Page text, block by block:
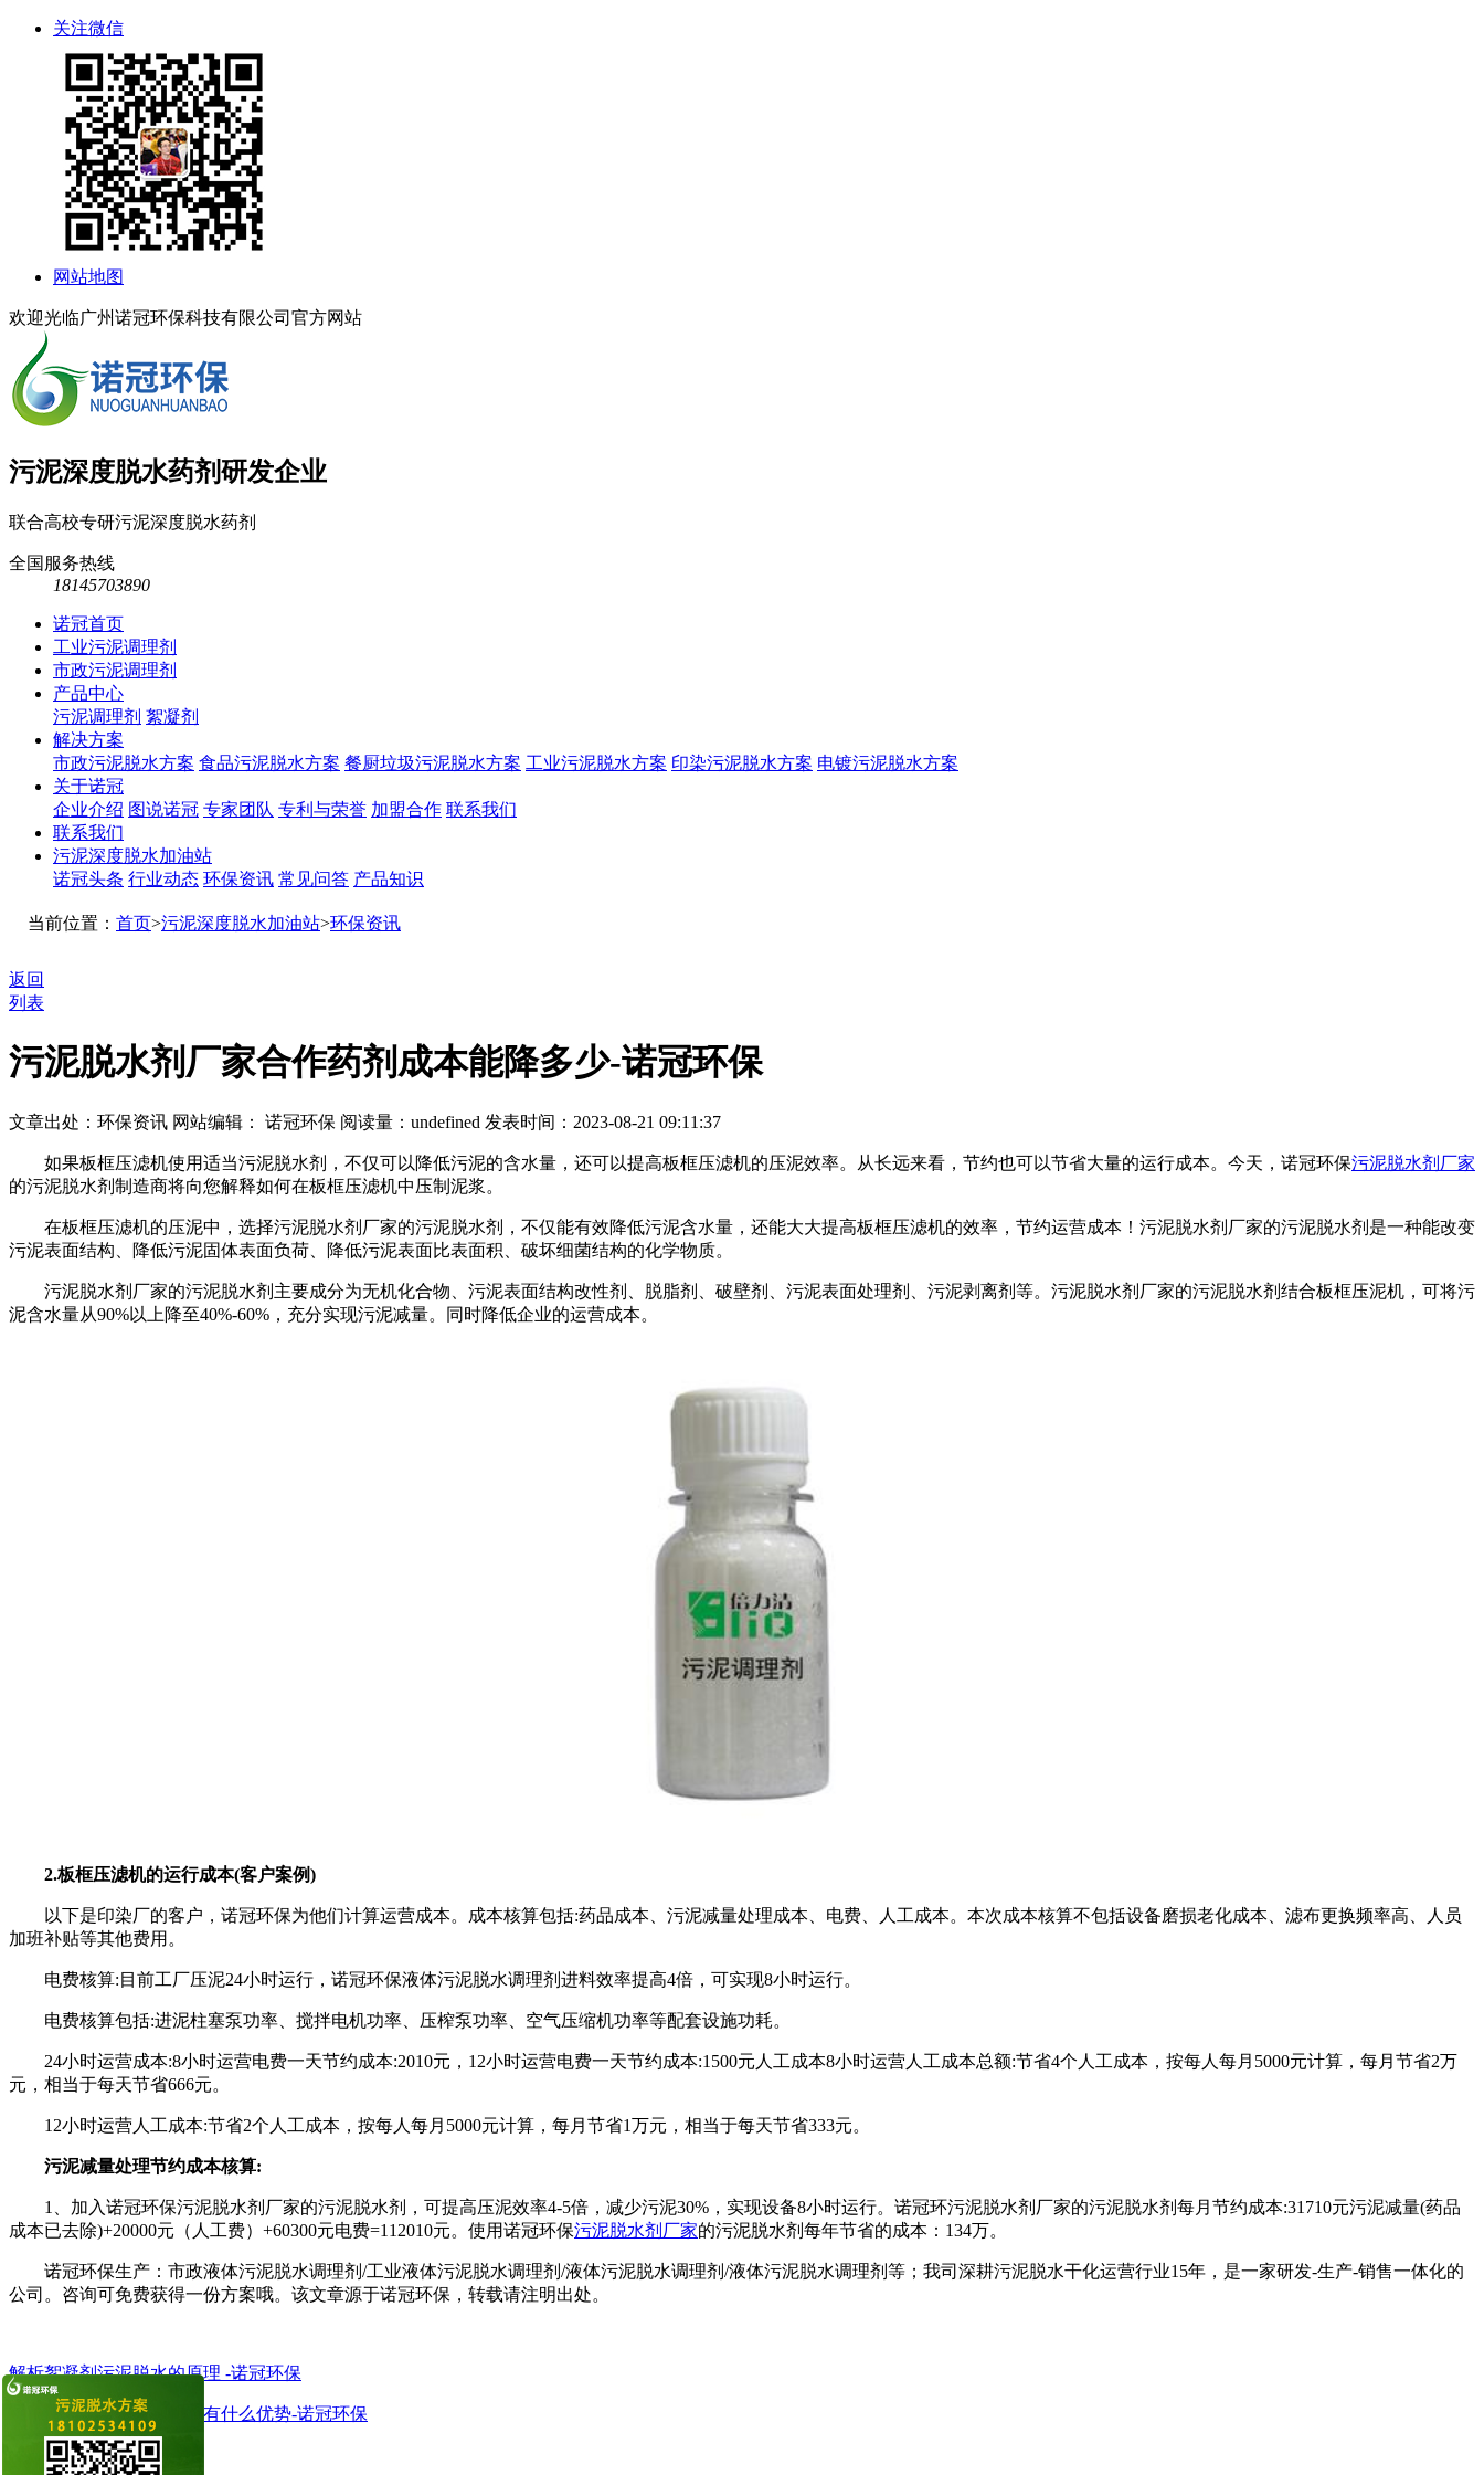
关注微信
网站地图
欢迎光临广州诺冠环保科技有限公司官方网站
污泥深度脱水药剂研发企业
联合高校专研污泥深度脱水药剂
全国服务热线
18145703890
诺冠首页
工业污泥调理剂
市政污泥调理剂
产品中心
污泥调理剂 絮凝剂
解决方案
市政污泥脱水方案 食品污泥脱水方案 餐厨垃圾污泥脱水方案 工业污泥脱水方案 印染污泥脱水方案 电镀污泥脱水方案
关于诺冠
企业介绍 图说诺冠 专家团队 专利与荣誉 加盟合作 联系我们
联系我们
污泥深度脱水加油站
诺冠头条 行业动态 环保资讯 常见问答 产品知识
当前位置： 首页>污泥深度脱水加油站>环保资讯
返回
列表
污泥脱水剂厂家合作药剂成本能降多少-诺冠环保
文章出处：环保资讯 网站编辑： 诺冠环保 阅读量： undefined 发表时间：2023-08-21 09:11:37
如果板框压滤机使用适当污泥脱水剂，不仅可以降低污泥的含水量，还可以提高板框压滤机的压泥效率。从长远来看，节约也可以节省大量的运行成本。今天，诺冠环保污泥脱水剂厂家
的污泥脱水剂制造商将向您解释如何在板框压滤机中压制泥浆。
在板框压滤机的压泥中，选择污泥脱水剂厂家的污泥脱水剂，不仅能有效降低污泥含水量，还能大大提高板框压滤机的效率，节约运营成本！污泥脱水剂厂家的污泥脱水剂是一种能改变
污泥表面结构、降低污泥固体表面负荷、降低污泥表面比表面积、破坏细菌结构的化学物质。
污泥脱水剂厂家的污泥脱水剂主要成分为无机化合物、污泥表面结构改性剂、脱脂剂、破壁剂、污泥表面处理剂、污泥剥离剂等。污泥脱水剂厂家的污泥脱水剂结合板框压泥机，可将污
泥含水量从90%以上降至40%-60%，充分实现污泥减量。同时降低企业的运营成本。
2.板框压滤机的运行成本(客户案例)
以下是印染厂的客户，诺冠环保为他们计算运营成本。成本核算包括:药品成本、污泥减量处理成本、电费、人工成本。本次成本核算不包括设备磨损老化成本、滤布更换频率高、人员
加班补贴等其他费用。
电费核算:目前工厂压泥24小时运行，诺冠环保液体污泥脱水调理剂进料效率提高4倍，可实现8小时运行。
电费核算包括:进泥柱塞泵功率、搅拌电机功率、压榨泵功率、空气压缩机功率等配套设施功耗。
24小时运营成本:8小时运营电费一天节约成本:2010元，12小时运营电费一天节约成本:1500元人工成本8小时运营人工成本总额:节省4个人工成本，按每人每月5000元计算，每月节省2万
元，相当于每天节省666元。
12小时运营人工成本:节省2个人工成本，按每人每月5000元计算，每月节省1万元，相当于每天节省333元。
污泥减量处理节约成本核算:
1、加入诺冠环保污泥脱水剂厂家的污泥脱水剂，可提高压泥效率4-5倍，减少污泥30%，实现设备8小时运行。诺冠环污泥脱水剂厂家的污泥脱水剂每月节约成本:31710元污泥减量(药品
成本已去除)+20000元（人工费）+60300元电费=112010元。使用诺冠环保污泥脱水剂厂家的污泥脱水剂每年节省的成本：134万。
诺冠环保生产：市政液体污泥脱水调理剂/工业液体污泥脱水调理剂/液体污泥脱水调理剂/液体污泥脱水调理剂等；我司深耕污泥脱水干化运营行业15年，是一家研发-生产-销售一体化的
公司。咨询可免费获得一份方案哦。该文章源于诺冠环保，转载请注明出处。
解析絮凝剂污泥脱水的原理 -诺冠环保
污泥脱水剂对污泥含水量有什么优势-诺冠环保
热门文章